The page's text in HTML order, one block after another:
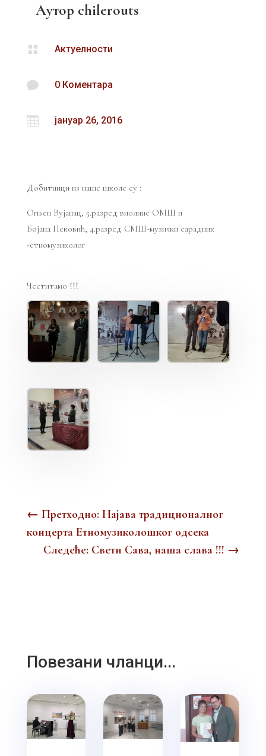
Аутор chilerouts
 Актуелности
 0 Коментара
 јануар 26, 2016
Добитници из наше школе су :
Огњен Вујанац, 5.разред виолине ОМШ и
Бојана Пековић, 4.разред СМШ-музички сарадник
-етномузиколог
Честитамо !!!
← Претходно: Најава традиционалног
концерта Етномузиколошког одсека
Следеће: Свети Савa, наша слава !!! →
Повезани чланци...